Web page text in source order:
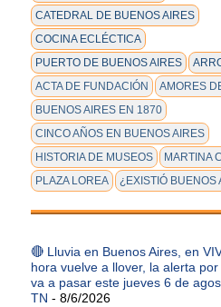
CATEDRAL DE BUENOS AIRES
COCINA ECLÉCTICA
PUERTO DE BUENOS AIRES
ACTA DE FUNDACIÓN
AMORES
BUENOS AIRES EN 1870
CINCO AÑOS EN BUENOS AIRES
HISTORIA DE MUSEOS
MARTINA
PLAZA LOREA
¿EXISTIÓ BUENOS
🔴 Lluvia en Buenos Aires, en
hora vuelve a llover, la alerta
va a pasar este jueves 6 de
TN - 8/6/2026